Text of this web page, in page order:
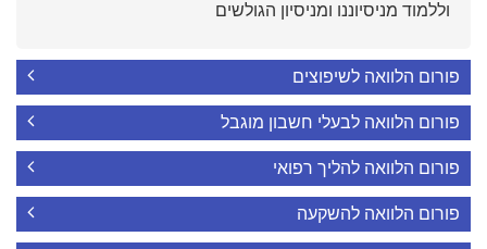
וללמוד מניסיוננו ומניסיון הגולשים
פורום הלוואה לשיפוצים
פורום הלוואה לבעלי חשבון מוגבל
פורום הלוואה להליך רפואי
פורום הלוואה להשקעה